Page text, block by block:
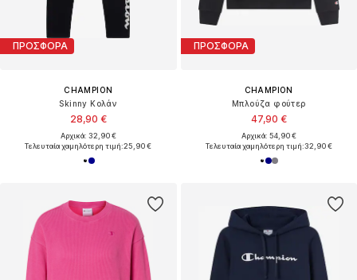
ΠΡΟΣΦΟΡΑ
CHAMPION
Skinny Κολάν
28,90 €
Αρχικά: 32,90 €
Τελευταία χαμηλότερη τιμή:25,90 €
ΠΡΟΣΦΟΡΑ
CHAMPION
Μπλούζα φούτερ
47,90 €
Αρχικά: 54,90 €
Τελευταία χαμηλότερη τιμή:32,90 €